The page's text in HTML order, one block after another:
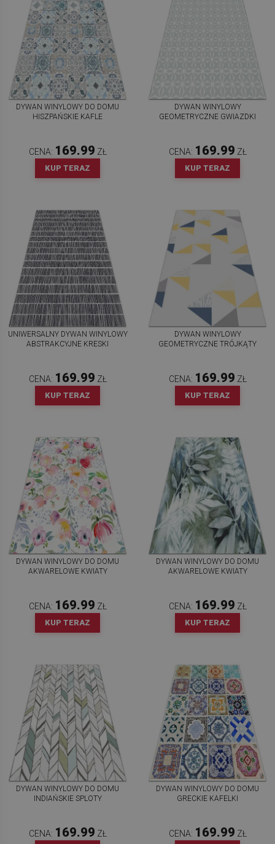
DYWAN WINYLOWY DO DOMU
HISZPAŃSKIE KAFLE
CENA: 169.99 ZŁ
KUP TERAZ
DYWAN WINYLOWY
GEOMETRYCZNE GWIAZDKI
CENA: 169.99 ZŁ
KUP TERAZ
UNIWERSALNY DYWAN WINYLOWY
ABSTRAKCYJNE KRESKI
CENA: 169.99 ZŁ
KUP TERAZ
DYWAN WINYLOWY
GEOMETRYCZNE TRÓJKĄTY
CENA: 169.99 ZŁ
KUP TERAZ
DYWAN WINYLOWY DO DOMU
AKWARELOWE KWIATY
CENA: 169.99 ZŁ
KUP TERAZ
DYWAN WINYLOWY DO DOMU
AKWARELOWE KWIATY
CENA: 169.99 ZŁ
KUP TERAZ
DYWAN WINYLOWY DO DOMU
INDIAŃSKIE SPLOTY
CENA: 169.99 ZŁ
DYWAN WINYLOWY DO DOMU
GRECKIE KAFELKI
CENA: 169.99 ZŁ